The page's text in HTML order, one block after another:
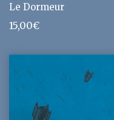
Le Dormeur
15,00€